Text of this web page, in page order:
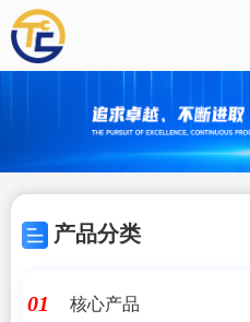
产品分类
01 核心产品